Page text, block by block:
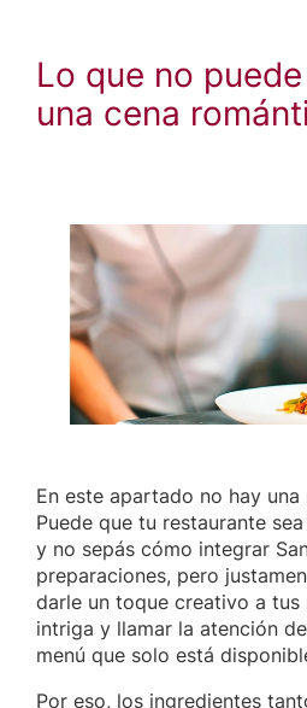
Lo que no
una cena
En este apartado no hay
Puede que tu restaurante
y no sepás cómo integrar
preparaciones, pero
darle un toque creativo a tus
intriga y llamar la atención
menú que solo está
Por eso, los ingredientes